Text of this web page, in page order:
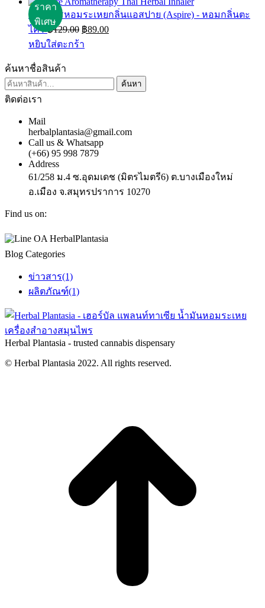
฿129.00.฿89.00.
สมุนไพรหอมระเหยกลิ่นแอสปาย (Aspire) - หอมกลิ่นตะ
ไคร์฿129.00 Original
price
was:
฿89.00Current
price
หยิบใส่ตะกร้า
ค้นหาชื่อสินค้า
ค้นหา:
ค้นหา
ติดต่อเรา
Mail
herbalplantasia@gmail.com
Call us & Whatsapp
(+66) 95 998 7879
Address
61/258 ม.4 ซ.อุดมเดช (มิตรไมตรี6) ต.บางเมืองใหม่
อ.เมือง จ.สมุทรปราการ 10270
Find us on:
Facebook
page
opens
new
window
Instagram
page
opens
new
window
Whatsapp
page
opens
new
window
Blog Categories
ข่าวสาร(1)
ผลิตภัณฑ์(1)
Herbal Plantasia - trusted cannabis dispensary
© Herbal Plantasia 2022. All rights reserved.